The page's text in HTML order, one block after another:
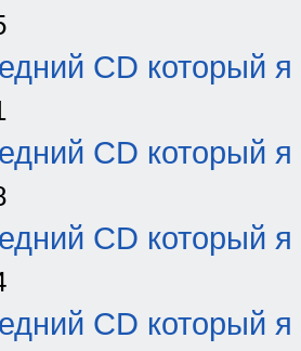
CD который я
CD который я
CD который я
CD который я